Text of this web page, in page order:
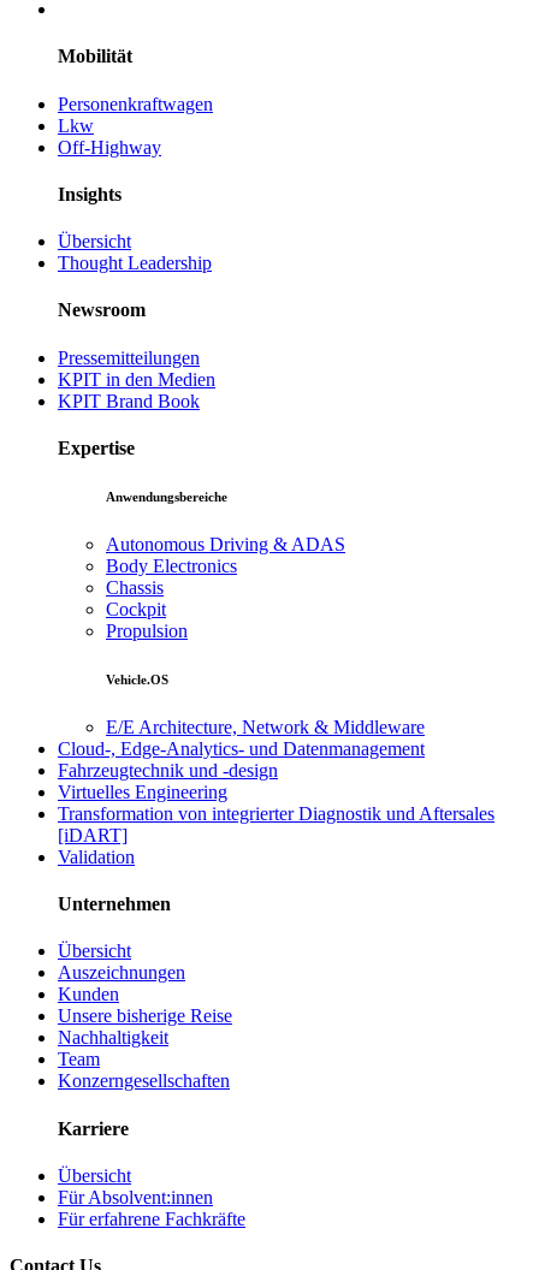
Mobilität
Personenkraftwagen
Lkw
Off-Highway
Insights
Übersicht
Thought Leadership
Newsroom
Pressemitteilungen
KPIT in den Medien
KPIT Brand Book
Expertise
Anwendungsbereiche
Autonomous Driving & ADAS
Body Electronics
Chassis
Cockpit
Propulsion
Vehicle.OS
E/E Architecture, Network & Middleware
Cloud-, Edge-Analytics- und Datenmanagement
Fahrzeugtechnik und -design
Virtuelles Engineering
Transformation von integrierter Diagnostik und Aftersales
[iDART]
Validation
Unternehmen
Übersicht
Auszeichnungen
Kunden
Unsere bisherige Reise
Nachhaltigkeit
Team
Konzerngesellschaften
Karriere
Übersicht
Für Absolvent:innen
Für erfahrene Fachkräfte
Contact Us